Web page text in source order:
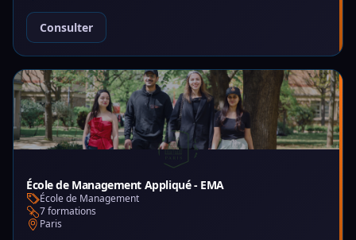
Consulter
École de Management Appliqué - EMA
École de Management
7 formations
Paris